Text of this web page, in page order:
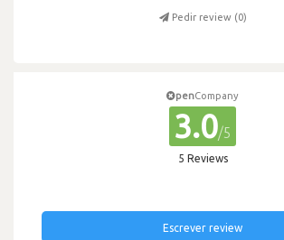
Pedir review (0)
penCompany
3.0/5
5 Reviews
Escrever review